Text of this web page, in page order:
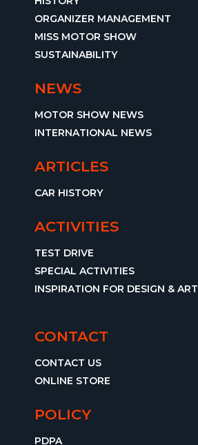
ORGANIZER MANAGEMENT
MISS MOTOR SHOW
SUSTAINABILITY
NEWS
MOTOR SHOW NEWS
INTERNATIONAL NEWS
ARTICLES
CAR HISTORY
ACTIVITIES
TEST DRIVE
SPECIAL ACTIVITIES
INSPIRATION FOR DESIGN & ART
CONTACT
CONTACT US
ONLINE STORE
POLICY
PDPA